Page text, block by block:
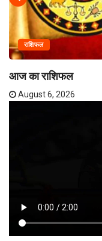
राशिफल
आज का राशिफल
August 6, 2026